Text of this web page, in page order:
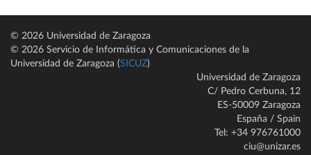
© 2026 Universidad de Zaragoza
© 2026 Servicio de Informática y Comunicaciones de la
Universidad de Zaragoza (SICUZ)
Universidad de Zaragoza
C/ Pedro Cerbuna, 12
ES-50009 Zaragoza
España / Spain
Tel: +34 976761000
ciu@unizar.es